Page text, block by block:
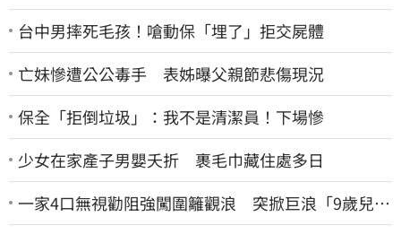
台中男摔死毛孩！嗆動保「埋了」拒交屍體
亡妹慘遭公公毒手 表姊曝父親節悲傷現況
保全「拒倒垃圾」：我不是清潔員！下場慘
少女在家產子男嬰夭折 裹毛巾藏住處多日
一家4口無視勸阻強闖圍籬觀浪 突掀巨浪「9歲兒當
場遭捲入海」